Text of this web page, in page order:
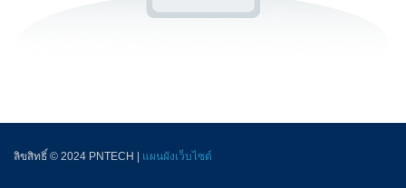
ลิขสิทธิ์ © 2024 PNTECH | แผนผังเว็บไซต์